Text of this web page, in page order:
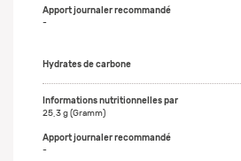
-
Hydrates de carbone
25,3 g (Gramm)
-